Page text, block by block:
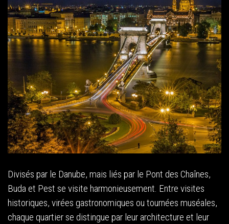
Divisés par le Danube, mais liés par le Pont des Chaînes,
Buda et Pest se visite harmonieusement. Entre visites
historiques, virées gastronomiques ou tournées muséales,
chaque quartier se distingue par leur architecture et leur